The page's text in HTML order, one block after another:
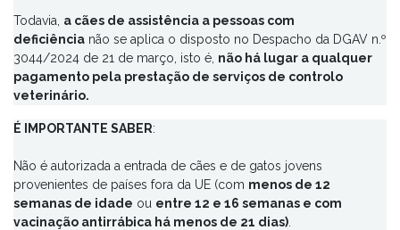
causa.
Então pode o Passaporte da UEser utilizado a partir de
países fora da UE esubstituirassimcertificado
sanitário
Pode,mas apenas para os animais que antes da
exigidas aos países de onde regressam(de que são
exemplo a identificação/vacinação/revacinação contra a
raiva/titulação de anticorpos da raiva), e, por conseguinte,
quando saíram foram acompanhados dos passaportes
Todavia, a cães de assistência a pessoas com
deficiência não se aplica o disposto no Despacho da DGAV n.º
3044/2024 de 21 de março, isto é, não há lugar a qualquer
pagamento pela prestação de serviços de controlo
veterinário.
É IMPORTANTE SABER:
Não é autorizada a entrada de cães e de gatos jovens
provenientes de países fora da UE (com menos de 12
semanas de idade ou entre 12 e 16 semanas e com
vacinação antirrábica há menos de 21 dias)